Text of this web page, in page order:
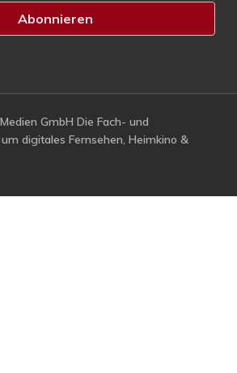
GmbH Die Fach- und
digitales Fernsehen, Heimkino &